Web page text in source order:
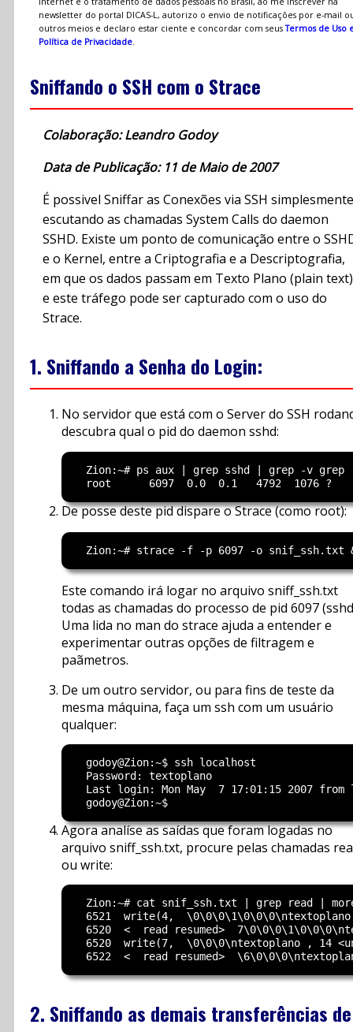
newsletter do portal DICAS-L, autorizo o envio de notificações por e-mail
outros meios e declaro estar ciente e concordar com seusTermos de Uso
Política de Privacidade.
Sniffando o SSH com o Strace
Colaboração: Leandro Godoy
Data de Publicação: 11 de Maio de 2007
É possivel Sniffar as Conexões via SSH simplesmente
escutando as chamadas System Calls do daemon
SSHD. Existe um ponto de comunicação entre o
e o Kernel, entre a Criptografia e a Descriptografia,
em que os dados passam em Texto Plano (plain text)
e este tráfego pode ser capturado com o uso do
Strace.
1. Sniffando a Senha do Login:
No servidor que está com o Server do SSH
descubra qual o pid do daemon sshd:
  Zion:~# ps aux | grep sshd | grep -v grep
De posse deste pid dispare o Strace (como root):
Este comando irá logar no arquivo sniff_ssh.txt
todas as chamadas do processo de pid 6097
Uma lida no man do strace ajuda a entender e
experimentar outras opções de filtragem e
paãmetros.
De um outro servidor, ou para fins de teste da
mesma máquina, faça um ssh com um usuário
qualquer:
  godoy@Zion:~$ ssh localhost
  Password: textoplano
Last login: Mon May  7 17:01:15 2007 from
Agora analíse as saídas que foram logadas no
arquivo sniff_ssh.txt, procure pelas chamadas
ou write:
Zion:~# cat snif_ssh.txt | grep read |
6521  write(4,
6520  <  read resumed>
6520  write(7,  \0\0\0\ntextoplano , 14
2. Sniffando as demais transferências de